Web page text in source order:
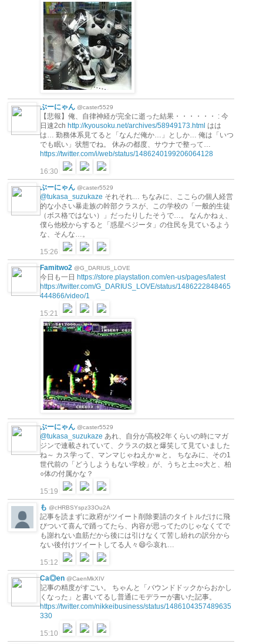
ぶーにゃん @caster5529
【悲報】俺、自律神経が完全に逝った結果・・・・・・ : 今
日速2ch http://kyousoku.net/archives/58949173.html はは
は… 勤務体系見てると「なんだ俺か…」としか… 俺は「いつ
でも眠い」状態でね。 休みの都度、サウナで整って…
https://twitter.com/i/web/status/1486240199206064128
16:30
ぶーにゃん @caster5529
@tukasa_suzukaze それそれ… ちなみに、ここらの個人経営
的な小さい暴走族の幹部クラスが、この学校の「一般的生徒
（ボス格ではない）」だったりしたそうで…。 なんかねぇ、
僕ら他校からすると「惑星ベジータ」の住民を見ているよう
な、そんな…。
15:26
Famitwo2 @G_DARIUS_LOVE
今日も一日 https://store.playstation.com/en-us/pages/latest
https://twitter.com/G_DARIUS_LOVE/status/1486222848465
444866/video/1
15:21
ぶーにゃん @caster5529
@tukasa_suzukaze あれ、自分が高校2年くらいの時にマガ
ジンで連載されていて、クラスの奴と爆笑して見ていました
ね～ カス学って、マンマじゃねえかｗと。 ちなみに、その1
世代前の「どうしようもない学校」が、うちと土○○大と、柏
○体の付属かな？
15:19
も @cHRBSYspz33Ou2A
記事を読まずに政府がツイート削除要請のタイトルだけに飛
びついて喜んで踊ってたら、内容が思ってたのじゃなくてで
も謝れない血筋だから後には引けなくて苦し紛れの訳分から
ない後付けツイートしてる人々😄💦哀れ…
15:12
Ca◎en @CaenMkXIV
記事の精度がすごい。 ちゃんと「バウンドドックからおかし
くなった」と書いてるし普通にモデラーが書いた記事。
https://twitter.com/nikkeibusiness/status/1486104357489635
330
15:10